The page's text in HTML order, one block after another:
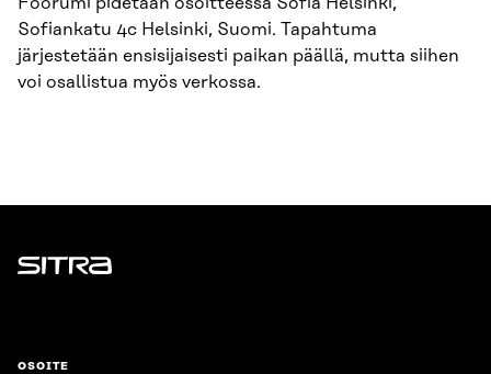
Sofiankatu 4c Helsinki, Suomi. Tapahtuma
järjestetään ensisijaisesti paikan päällä, mutta siihen
voi osallistua myös verkossa.
Sitra
OSOITE